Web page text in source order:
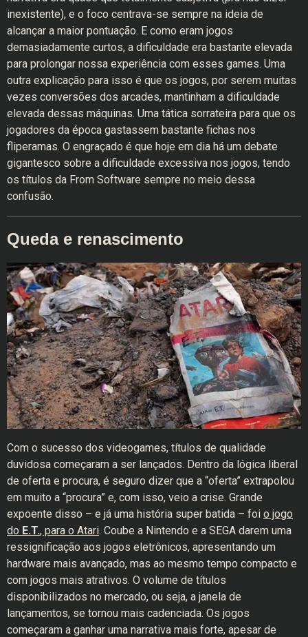
inexistente), e o foco centrava-se sempre na ideia de
alcançar a maior pontuação. E como eram jogos
demasiadamente curtos, a dificuldade era bastante elevada
para prolongar nossa experiência com esses games. Uma
outra explicação para isso é que os jogos, por serem muitas
vezes conversões dos arcades, mantinham a dificuldade
elevada dessas máquinas. Uma tática sorrateira para que os
jogadores da época gastassem bastante fichas nos
fliperamas. O engraçado é que hoje em dia há um debate
gigantesco sobre a dificuldade excessiva nos jogos, tendo
os títulos da From Software sempre no meio dessa
confusão.
Queda e renascimento
Com o sucesso dos videogames, títulos de qualidade
duvidosa começaram a ser lançados. Dentro da lógica liberal
de oferta e procura, é seguro dizer que a “oferta” extrapolou
em muito a “procura” e, com isso, veio a crise. Grande
expoente disso – e já uma história super batida – foi o jogo
do E.T., para o Atari. Coube a Nintendo e a SEGA darem uma
ressignificação aos jogos eletrônicos, apresentando um
hardware mais avançado, mas ao mesmo tempo compacto e
com jogos mais atrativos. O volume de títulos
disponibilizados no mercado, ou seja, a janela de
lançamentos, se tornou mais cadenciada. Os jogos
começaram a ganhar uma narrativa mais forte, apesar de